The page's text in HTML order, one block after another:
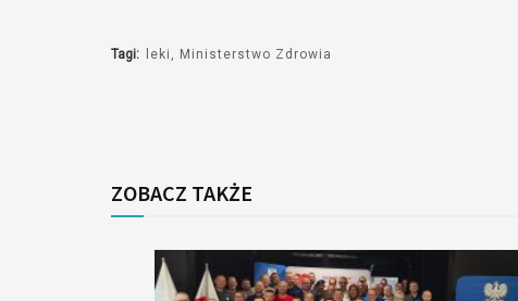
Tagi: leki Ministerstwo Zdrowia
ZOBACZ TAKŻE